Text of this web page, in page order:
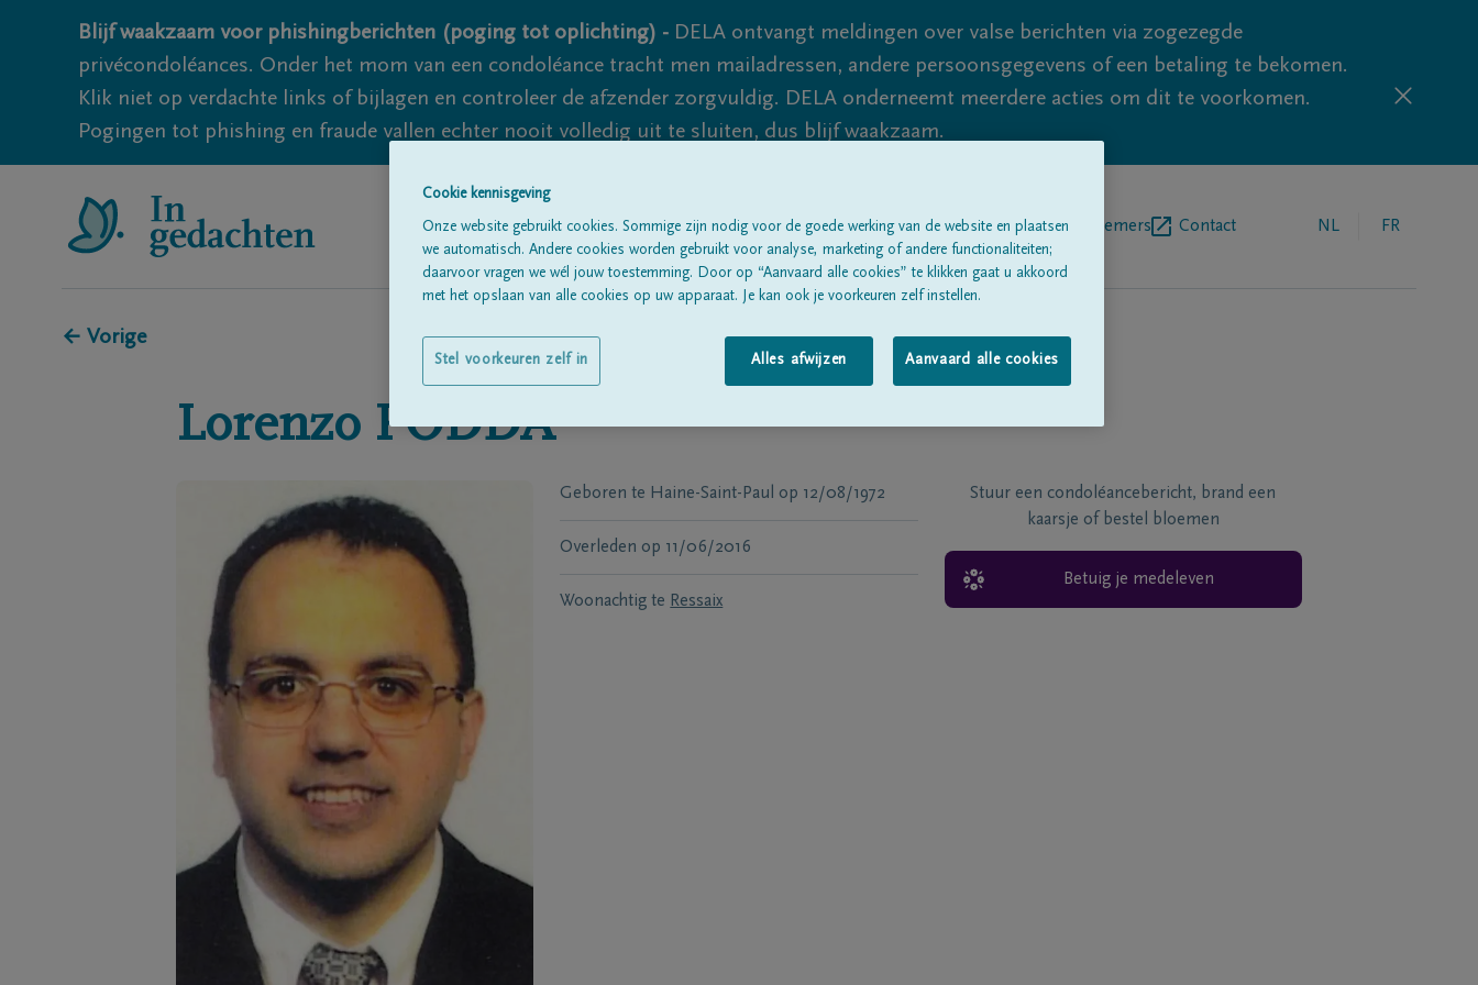
Blijf waakzaam voor phishingberichten (poging tot oplichting) - DELA ontvangt meldingen over valse berichten via zogezegde
privécondoléances. Onder het mom van een condoléance tracht men mailadressen, andere persoonsgegevens of een betaling te bekomen.
Klik niet op verdachte links of bijlagen en controleer de afzender zorgvuldig. DELA onderneemt meerdere acties om dit te voorkomen.
Pogingen tot phishing en fraude vallen echter nooit volledig uit te sluiten, dus blijf waakzaam.
Alle rouwberichtenOver onsBegrafenisondernemers Contact NL FR
← Vorige
Lorenzo PODDA
Geboren te Haine-Saint-Paul op 12/08/1972
Overleden op 11/06/2016
Woonachtig te Ressaix
Stuur een condoléancebericht, brand een
kaarsje of bestel bloemen
Betuig je medeleven
Cookie kennisgeving
Onze website gebruikt cookies. Sommige zijn nodig voor de goede werking van de website en plaatsen
we automatisch. Andere cookies worden gebruikt voor analyse, marketing of andere functionaliteiten;
daarvoor vragen we wél jouw toestemming. Door op “Aanvaard alle cookies” te klikken gaat u akkoord
met het opslaan van alle cookies op uw apparaat. Je kan ook je voorkeuren zelf instellen.
Alles afwijzen Aanvaard alle cookies
Stel voorkeuren zelf in